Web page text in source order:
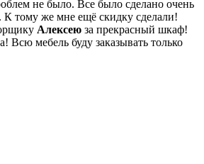
не было. Все было сделано очень
К тому же мне ещё скидку сделали!
Алексею за прекрасный шкаф!
Всю мебель буду заказывать только